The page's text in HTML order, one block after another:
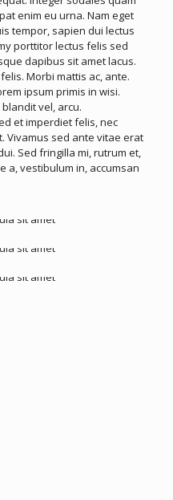
enim eu urna. Nam eget
tempor, sapien dui lectus
porttitor lectus felis sed
dapibus sit amet lacus.
Morbi mattis ac, ante.
ipsum primis in wisi.
vel, arcu.
et imperdiet felis, nec
Vivamus sed ante vitae erat
Sed fringilla mi, rutrum et,
a, vestibulum in, accumsan